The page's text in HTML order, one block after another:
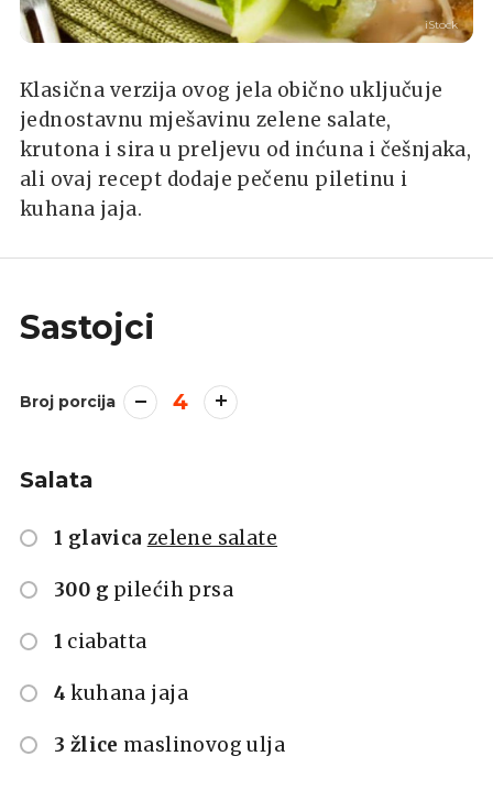
iStock
Klasična verzija ovog jela obično uključuje
jednostavnu mješavinu zelene salate,
krutona i sira u preljevu od inćuna i češnjaka,
ali ovaj recept dodaje pečenu piletinu i
kuhana jaja.
Sastojci
Broj porcija 4
Salata
1 glavica zelene salate
300 g pilećih prsa
1 ciabatta
4 kuhana jaja
3 žlice maslinovog ulja